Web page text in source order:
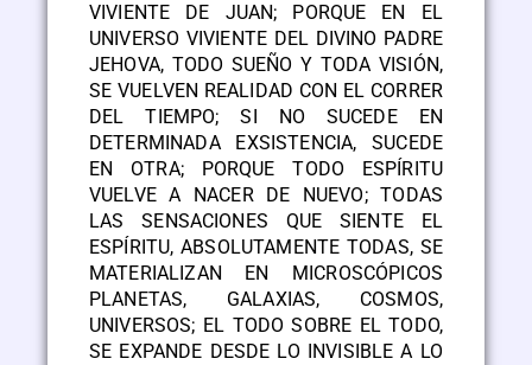
VIVIENTE DE JUAN; PORQUE EN EL
UNIVERSO VIVIENTE DEL DIVINO PADRE
JEHOVA, TODO SUEÑO Y TODA VISIÓN,
SE VUELVEN REALIDAD CON EL CORRER
DEL TIEMPO; SI NO SUCEDE EN
DETERMINADA EXSISTENCIA, SUCEDE
EN OTRA; PORQUE TODO ESPÍRITU
VUELVE A NACER DE NUEVO; TODAS
LAS SENSACIONES QUE SIENTE EL
ESPÍRITU, ABSOLUTAMENTE TODAS, SE
MATERIALIZAN EN MICROSCÓPICOS
PLANETAS, GALAXIAS, COSMOS,
UNIVERSOS; EL TODO SOBRE EL TODO,
SE EXPANDE DESDE LO INVISIBLE A LO